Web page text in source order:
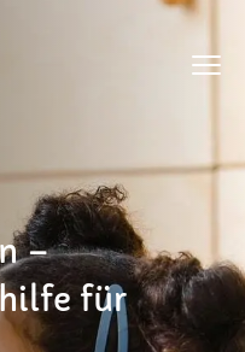
–
für